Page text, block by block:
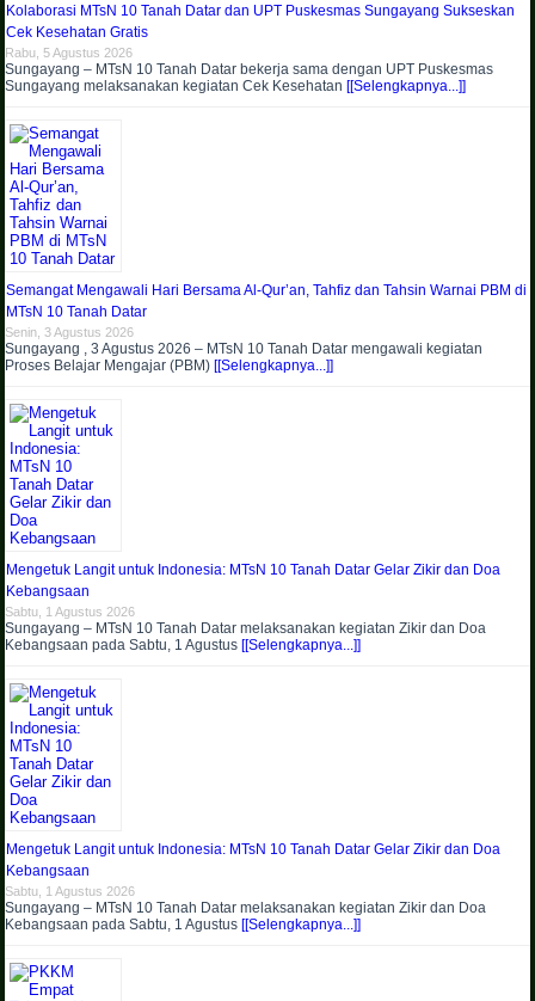
Kolaborasi MTsN 10 Tanah Datar dan UPT Puskesmas Sungayang Sukseskan
Cek Kesehatan Gratis
Rabu, 5 Agustus 2026
Sungayang – MTsN 10 Tanah Datar bekerja sama dengan UPT Puskesmas
Sungayang melaksanakan kegiatan Cek Kesehatan [[Selengkapnya...]]
Semangat Mengawali Hari Bersama Al-Qur’an, Tahfiz dan Tahsin Warnai PBM di
MTsN 10 Tanah Datar
Senin, 3 Agustus 2026
Sungayang , 3 Agustus 2026 – MTsN 10 Tanah Datar mengawali kegiatan
Proses Belajar Mengajar (PBM) [[Selengkapnya...]]
Mengetuk Langit untuk Indonesia: MTsN 10 Tanah Datar Gelar Zikir dan Doa
Kebangsaan
Sabtu, 1 Agustus 2026
Sungayang – MTsN 10 Tanah Datar melaksanakan kegiatan Zikir dan Doa
Kebangsaan pada Sabtu, 1 Agustus [[Selengkapnya...]]
Mengetuk Langit untuk Indonesia: MTsN 10 Tanah Datar Gelar Zikir dan Doa
Kebangsaan
Sabtu, 1 Agustus 2026
Sungayang – MTsN 10 Tanah Datar melaksanakan kegiatan Zikir dan Doa
Kebangsaan pada Sabtu, 1 Agustus [[Selengkapnya...]]